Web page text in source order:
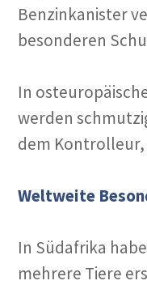
Benzinkanister
besonderen
In
werden
dem Kontrolleur,
Weltweite
In Südafrika
mehrere Tiere